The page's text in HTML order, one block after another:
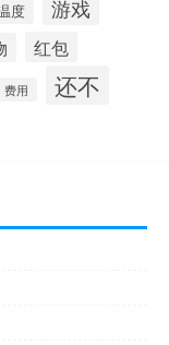
度 游戏
红包
费用 还不